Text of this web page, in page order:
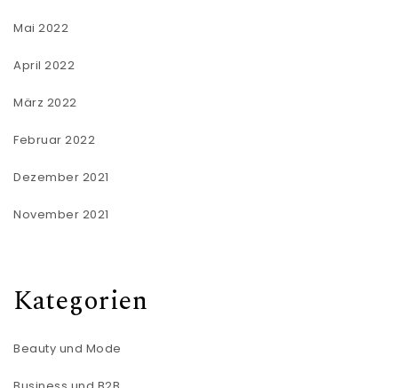
Mai 2022
April 2022
März 2022
Februar 2022
Dezember 2021
November 2021
Kategorien
Beauty und Mode